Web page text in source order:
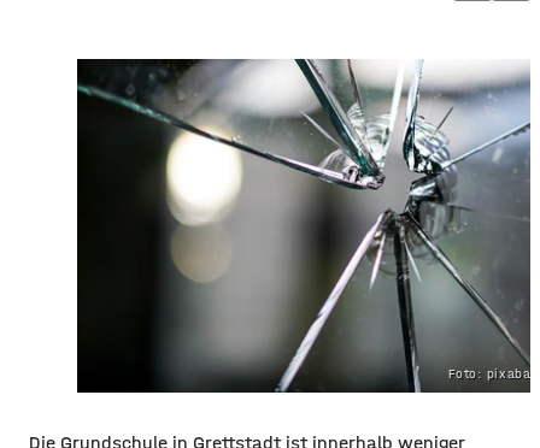
Foto:
Die Grundschule in Grettstadt ist innerhalb weniger